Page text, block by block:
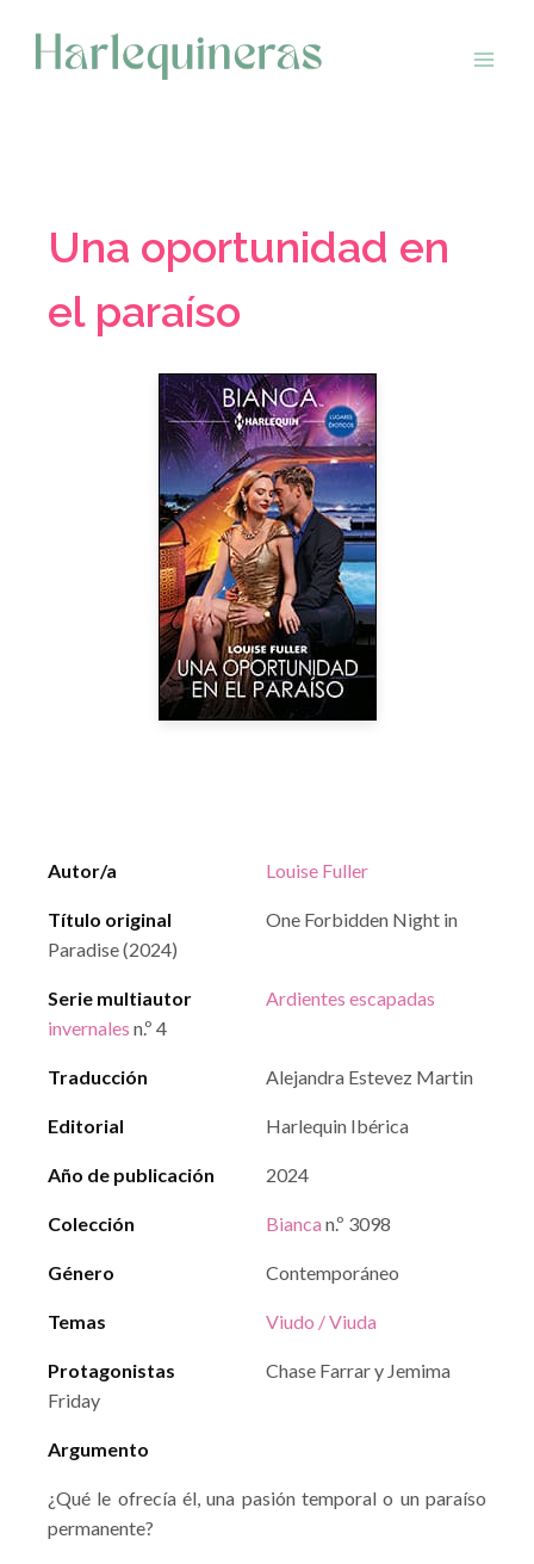
contenido
Una oportunidad en
el paraíso
Autor/a Louise Fuller
Título original
One Forbidden Night in
Paradise (2024)
Serie multiautor
Ardientes escapadas
invernales n.º 4
Traducción Alejandra Estevez Martin
Editorial Harlequin Ibérica
Año de publicación 2024
Colección Bianca n.º 3098
Género Contemporáneo
Temas Viudo / Viuda
Protagonistas
Chase Farrar y Jemima
Friday
Argumento
¿Qué le ofrecía él, una pasión temporal o un paraíso
permanente?